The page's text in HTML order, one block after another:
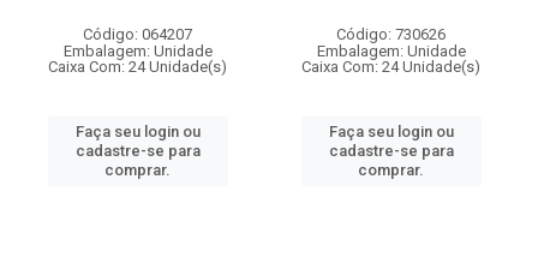
Código: 064207
Embalagem: Unidade
Caixa Com: 24 Unidade(s)
Faça seu login ou
cadastre-se para
comprar.
Código: 730626
Embalagem: Unidade
Caixa Com: 24 Unidade(s)
Faça seu login ou
cadastre-se para
comprar.